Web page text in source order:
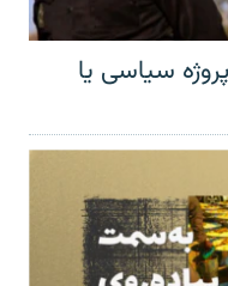
پروژه سیاسی یا